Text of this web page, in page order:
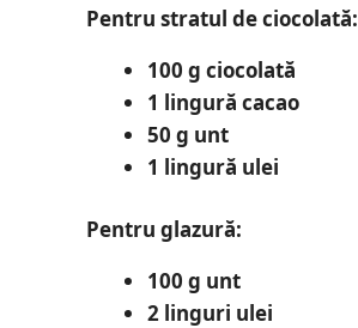
Pentru stratul de ciocolată:
100 g ciocolată
1 lingură cacao
50 g unt
1 lingură ulei
Pentru glazură:
100 g unt
2 linguri ulei